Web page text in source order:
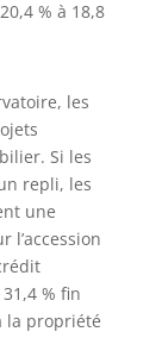
% à 18,8
les
Si les
repli, les
une
l’accession
% fin
la propriété